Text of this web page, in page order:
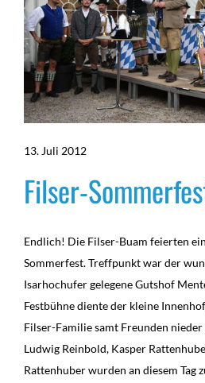
13. Juli 2012
Filser-
Endlich! Die Filser-Buam feierten
Sommerfest. Treffpunkt war der
Isarhochufer gelegene Gutshof
Festbühne diente der kleine
Filser-Familie samt Freunden
Ludwig Reinbold, Kasper
Rattenhuber wurden an diesem Tag